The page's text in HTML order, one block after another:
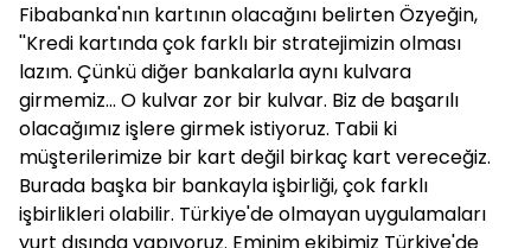
Fibabanka'nın kartının olacağını belirten Özyeğin,
''Kredi kartında çok farklı bir stratejimizin olması
lazım. Çünkü diğer bankalarla aynı kulvara
girmemiz... O kulvar zor bir kulvar. Biz de başarılı
olacağımız işlere girmek istiyoruz. Tabii ki
müşterilerimize bir kart değil birkaç kart vereceğiz.
Burada başka bir bankayla işbirliği, çok farklı
işbirlikleri olabilir. Türkiye'de olmayan uygulamaları